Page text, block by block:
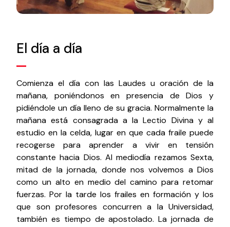
El día a día
Comienza el día con las Laudes u oración de la
mañana, poniéndonos en presencia de Dios y
pidiéndole un día lleno de su gracia. Normalmente la
mañana está consagrada a la Lectio Divina y al
estudio en la celda, lugar en que cada fraile puede
recogerse para aprender a vivir en tensión
constante hacia Dios. Al mediodía rezamos Sexta,
mitad de la jornada, donde nos volvemos a Dios
como un alto en medio del camino para retomar
fuerzas. Por la tarde los frailes en formación y los
que son profesores concurren a la Universidad,
también es tiempo de apostolado. La jornada de